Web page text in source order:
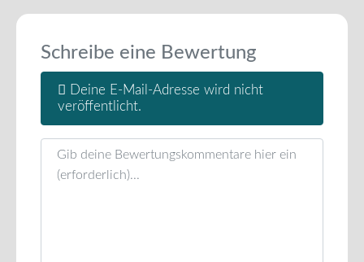
Schreibe eine Bewertung
Deine E-Mail-Adresse wird nicht
veröffentlicht.
Rezensionstext